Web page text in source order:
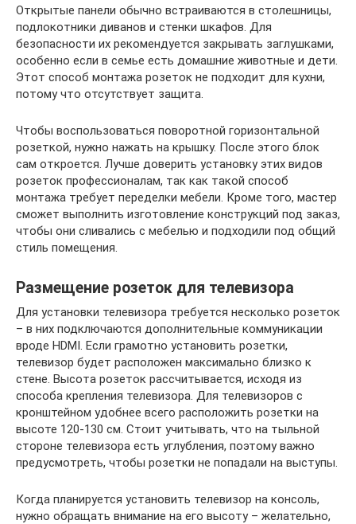
Открытые панели обычно встраиваются в столешницы,
подлокотники диванов и стенки шкафов. Для
безопасности их рекомендуется закрывать заглушками,
особенно если в семье есть домашние животные и дети.
Этот способ монтажа розеток не подходит для кухни,
потому что отсутствует защита.
Чтобы воспользоваться поворотной горизонтальной
розеткой, нужно нажать на крышку. После этого блок
сам откроется. Лучше доверить установку этих видов
розеток профессионалам, так как такой способ
монтажа требует переделки мебели. Кроме того, мастер
сможет выполнить изготовление конструкций под заказ,
чтобы они сливались с мебелью и подходили под общий
стиль помещения.
Размещение розеток для телевизора
Для установки телевизора требуется несколько розеток
– в них подключаются дополнительные коммуникации
вроде HDMI. Если грамотно установить розетки,
телевизор будет расположен максимально близко к
стене. Высота розеток рассчитывается, исходя из
способа крепления телевизора. Для телевизоров с
кронштейном удобнее всего расположить розетки на
высоте 120-130 см. Стоит учитывать, что на тыльной
стороне телевизора есть углубления, поэтому важно
предусмотреть, чтобы розетки не попадали на выступы.
Когда планируется установить телевизор на консоль,
нужно обращать внимание на его высоту – желательно,